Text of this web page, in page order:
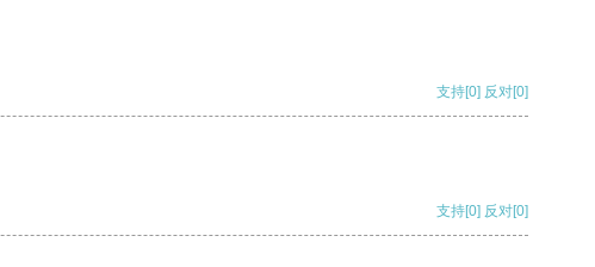
支持[0] 反对[0]
支持[0] 反对[0]